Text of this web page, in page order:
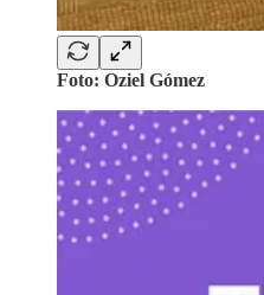
Foto: Oziel Gómez